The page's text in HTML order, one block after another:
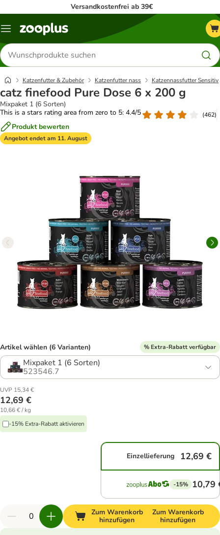
Versandkostenfrei ab 39€
Menü
Produkte
suchen
Katzenfutter & Zubehör Katzenfutter nass Katzennassfutter Sensitiv
catz finefood Pure Dose 6 x 200 g
Mixpaket 1 (6 Sorten)
This is a stars rating area from zero to 5: 4.4/5
(462)
Produkt bewerten
Angebot endet am 11. August
Artikel wählen (6 Varianten) % Extra-Rabatt verfügbar
Mixpaket 1 (6 Sorten)
523546.7
UVP 15,34 €
12,69 €
10,66 € / kg
-15% Extra-Rabatt aktivieren
Einzellieferung 12,69 €
-15% 10,79
Zum Warenkorb
hinzufügen
Zum Warenkorb
hinzufügen